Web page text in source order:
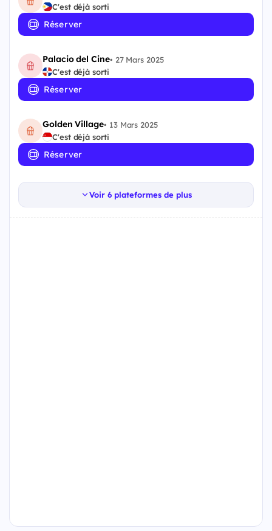
C'est déjà sorti
Réserver
Palacio del Cine• 27 Mars 2025
C'est déjà sorti
Réserver
Golden Village• 13 Mars 2025
C'est déjà sorti
Réserver
Voir 6 plateformes de plus